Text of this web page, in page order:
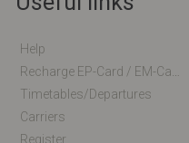
Help
Timetables/departures
Carriers
Register